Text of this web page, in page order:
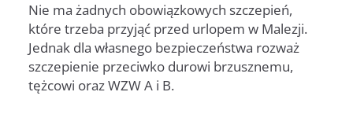
Nie ma żadnych obowiązkowych szczepień,
które trzeba przyjąć przed urlopem w Malezji.
Jednak dla własnego bezpieczeństwa rozważ
szczepienie przeciwko durowi brzusznemu,
tężcowi oraz WZW A i B.